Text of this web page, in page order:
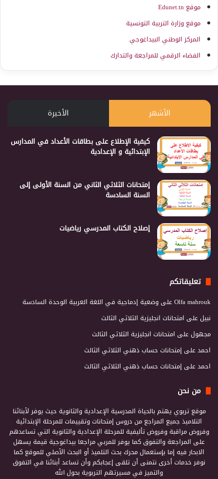
موقع Edunet.tn
موقع وزارة التربية التونسية
المركز الوطني البيداغوجي
الفضاء الرقمي للمراجعة والتدارك
الأشهر الأخيرة
كيفية الإطلاع على بطاقات الأعداد في المدارس
الإبتدائية و الإعدادية
إمتحانات الثلاثي الثاني من السنة الأولى إلى
السنة السادسة
إصلاح الكتاب المدرسي رياضيات
تعليقاتكم
Olfa mahroukعلى وضعية إدماجية في اللغة العربية الوحدة السادسة
نبيلعلى امتحانات انجليزية الثلاثي الثالث
مجهولعلى امتحانات انجليزية الثلاثي الثالث
احمدعلى إمتحانات حساب ذهني الثلاثي الثالث
احمدعلى إمتحانات حساب ذهني الثلاثي الثالث
من نحن
موقع تربوي يهتم بالحياة المدرسية الإعدادية والثانوية حيث يوفر لأبنائنا
التلاميذ جميع المراجع من دروس إمتحانات وتقييمات للمرحلة الإبتدائية
وفروض مراقبة وفروض تأليفية للمرحلة الإعدادية والثانوية التي تساعدهم
على المراجعة والتفوق كما يوفر للمربي مراجعا بيداغوجية قيمة يسهل
الابحار فيه إما بإستعمال محرك بحث التلميذ أو البحث الأصلي للموقع كما
نوفر خدمات أخرى نتمنى أن تلقى إعجابكم وأن تساعد أبنائنا في التفوق
والتميز في مسيرتهم التربوية بحول الله